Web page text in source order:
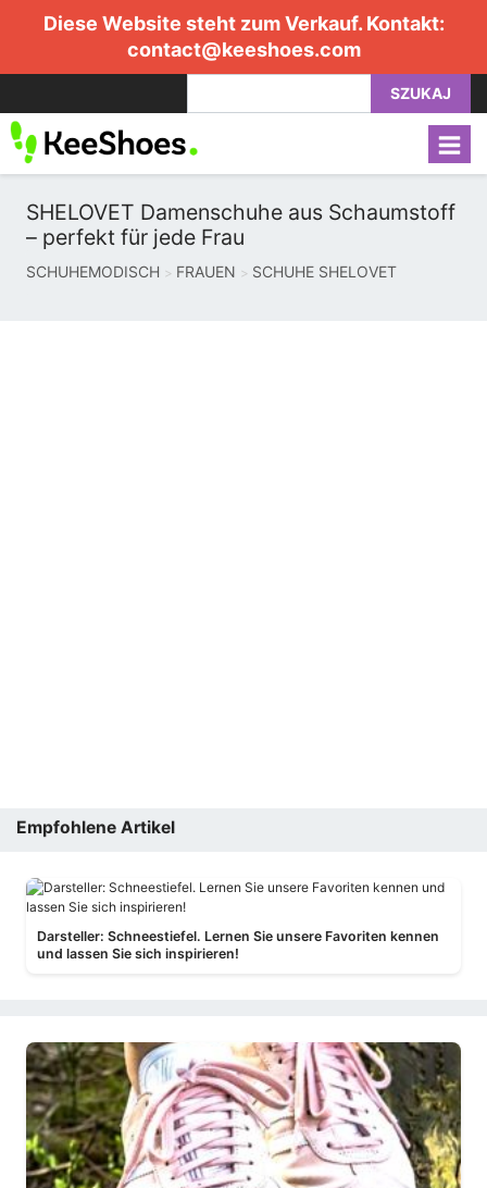
Diese Website steht zum Verkauf. Kontakt:
contact@keeshoes.com
SZUKAJ
SHELOVET Damenschuhe aus Schaumstoff
– perfekt für jede Frau
SCHUHEMODISCH FRAUEN SCHUHE SHELOVET
Empfohlene Artikel
Darsteller: Schneestiefel. Lernen Sie unsere Favoriten kennen
und lassen Sie sich inspirieren!